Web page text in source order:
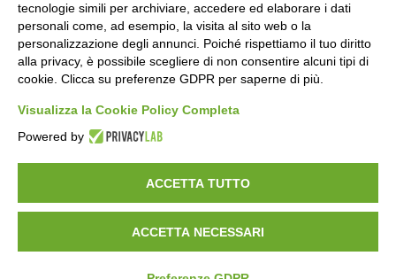
Sabato
08:00 – 12:10
Domenica e festivi
CHIUSO
Consorzio Turistico Porte di Valtellina. All rights reserved.
Powered byNoratech
tecnologie simili per archiviare, accedere ed elaborare i dati
personali come, ad esempio, la visita al sito web o la
personalizzazione degli annunci. Poiché rispettiamo il tuo diritto
alla privacy, è possibile scegliere di non consentire alcuni tipi di
cookie. Clicca su preferenze GDPR per saperne di più.
Visualizza la Cookie Policy Completa
Powered by
ACCETTA TUTTO
ACCETTA NECESSARI